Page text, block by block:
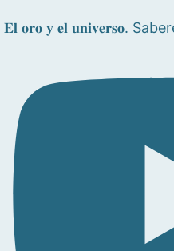
𝐄𝐥 𝐨𝐫𝐨 𝐲 𝐞𝐥 𝐮𝐧𝐢𝐯𝐞𝐫𝐬𝐨.